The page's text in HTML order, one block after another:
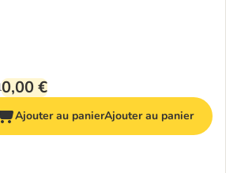
0,00 €
Ajouter au panierAjouter au panier